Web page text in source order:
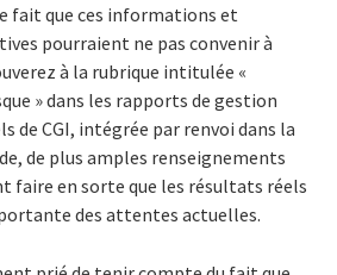
fait que ces informations et
pourraient ne pas convenir à
à la rubrique intitulée «
» dans les rapports de gestion
de CGI, intégrée par renvoi dans la
de plus amples renseignements
faire en sorte que les résultats réels
des attentes actuelles.